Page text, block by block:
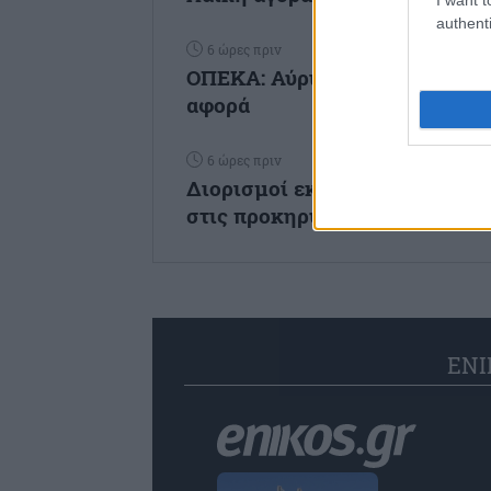
6 ώρες πριν
ΟΠΕΚΑ: Αύριο η δεύτερη
αφορά
6 ώρες πριν
Διορισμοί εκπαιδευτικών:
στις προκηρύξεις του ΑΣΕΠ